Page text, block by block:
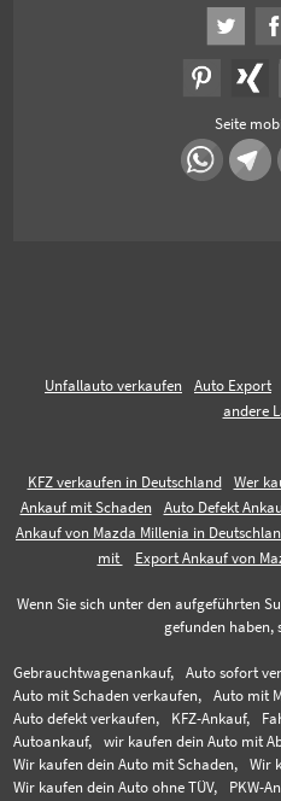
Seite
Unfallauto verkaufen Auto Export
andere
KFZ verkaufen in Deutschland Wer
Ankauf mit Schaden
Auto Defekt
Ankauf von Mazda Millenia in
mit
Export Ankauf von
Wenn Sie sich unter den aufgeführten
gefunden haben,
Gebrauchtwagenankauf,
Auto sofort
Auto mit Schaden verkaufen,
Auto mit
Auto defekt verkaufen,
KFZ-Ankauf,
Autoankauf,
wir kaufen dein Auto mit
Wir kaufen dein Auto mit Schaden,
Wir
Wir kaufen dein Auto ohne TÜV,
PKW-